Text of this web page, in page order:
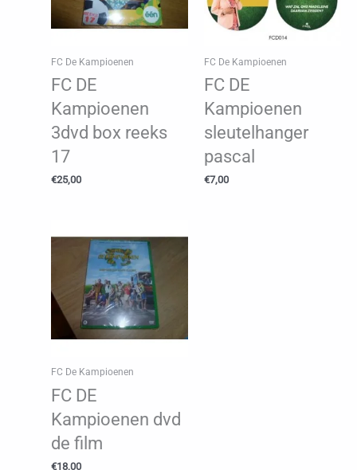
FC De Kampioenen
FC DE
Kampioenen
3dvd box reeks
17
€25,00
FC De Kampioenen
FC DE
Kampioenen
sleutelhanger
pascal
€7,00
FC De Kampioenen
FC DE
Kampioenen dvd
de film
€18,00